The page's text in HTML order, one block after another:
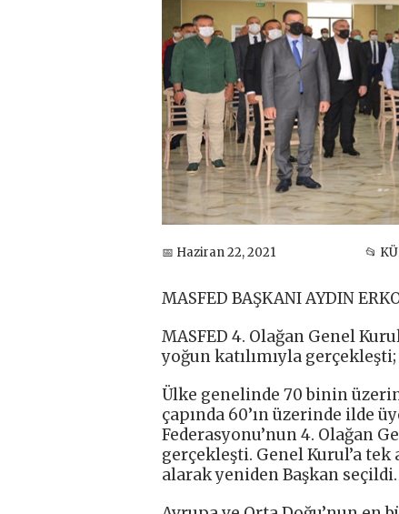
📅 Haziran 22, 2021 📂
MASFED BAŞKANI AYDIN
MASFED 4. Olağan Genel
yoğun katılımıyla
Ülke genelinde 70 binin
çapında 60’ın üzerinde ilde
Federasyonu’nun 4. Olağan
gerçekleşti. Genel Kurul’a
alarak yeniden Başkan seçildi.